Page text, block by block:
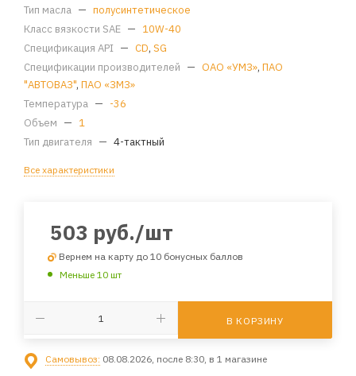
Тип масла — полусинтетическое
Класс вязкости SAE — 10W-40
Спецификация API — CD, SG
Спецификации производителей — ОАО «УМЗ», ПАО
"АВТОВАЗ", ПАО «ЗМЗ»
Температура — -36
Объем — 1
Тип двигателя — 4-тактный
Все характеристики
503 руб./шт
Вернем на карту до 10 бонусных баллов
Меньше 10 шт
В КОРЗИНУ
Самовывоз: 08.08.2026, после 8:30, в 1 магазине